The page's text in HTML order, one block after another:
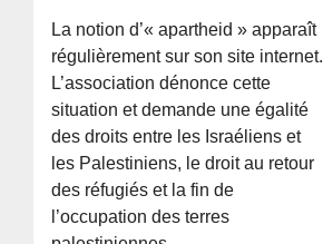
La notion d’« apartheid » apparaît
régulièrement sur son site internet.
L’association dénonce cette
situation et demande une égalité
des droits entre les Israéliens et
les Palestiniens, le droit au retour
des réfugiés et la fin de
l’occupation des terres